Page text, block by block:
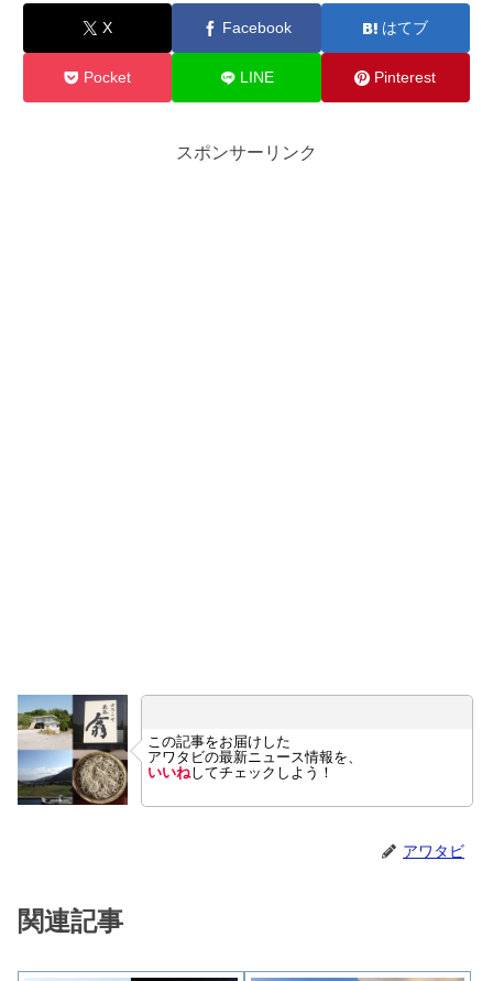
X Facebook はてブ
Pocket LINE Pinterest
スポンサーリンク
この記事をお届けした
アワタビの最新ニュース情報を、
いいねしてチェックしよう！
アワタビ
関連記事